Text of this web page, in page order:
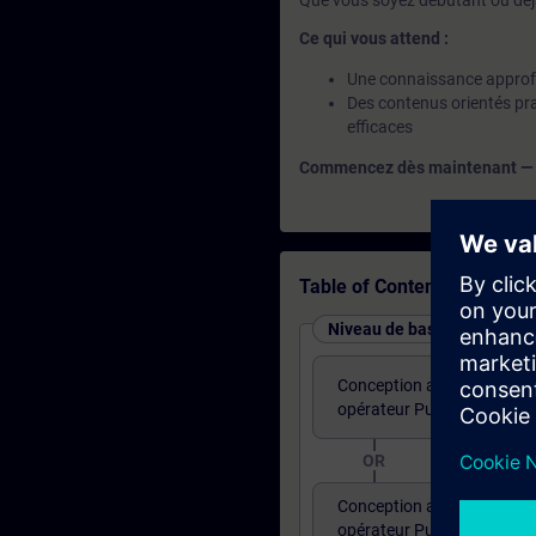
Ce qui vous attend :
Une connaissance
Des contenus orientés
efficaces
Commencez dès maintenant
Table of Contents
Niveau de base : Cours
Conception avec WinCC
opérateur Pupitre Pied
OR
Conception avec WinCC
opérateur Pupitre Pied